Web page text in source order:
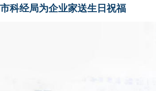
市科经局为企业家送生日祝福